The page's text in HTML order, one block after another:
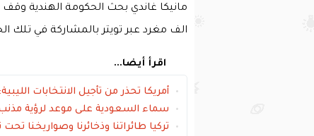
الف مغرد عبر تويتر بالمشاركة في تلك
اقرأ أيضا...
أمريكا تحذر من تأجيل الانتخابات
سماء السعودية على موعد لرؤية مذنب لن
‏تركيا طائراتنا وذخائرنا وصواريخنا